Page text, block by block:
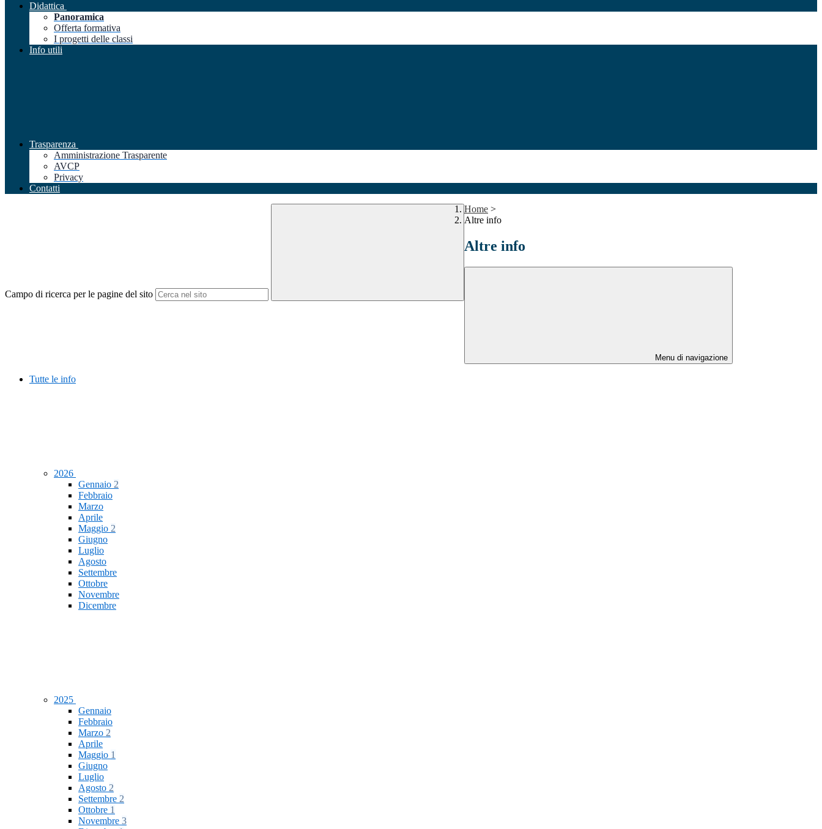
Didattica
Panoramica
Offerta formativa
I progetti delle classi
Info utili
Trasparenza
Amministrazione Trasparente
AVCP
Privacy
Contatti
Campo di ricerca per le pagine del sito
Home >
Altre info
Altre info
Menu di navigazione
Tutte le info
2026
Gennaio 2
Febbraio
Marzo
Aprile
Maggio 2
Giugno
Luglio
Agosto
Settembre
Ottobre
Novembre
Dicembre
2025
Gennaio
Febbraio
Marzo 2
Aprile
Maggio 1
Giugno
Luglio
Agosto 2
Settembre 2
Ottobre 1
Novembre 3